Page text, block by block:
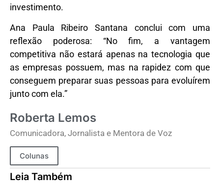
investimento.
Ana Paula Ribeiro Santana conclui com uma
reflexão poderosa: “No fim, a vantagem
competitiva não estará apenas na tecnologia que
as empresas possuem, mas na rapidez com que
conseguem preparar suas pessoas para evoluírem
junto com ela.”
Roberta Lemos
Comunicadora, Jornalista e Mentora de Voz
Colunas
Leia Também